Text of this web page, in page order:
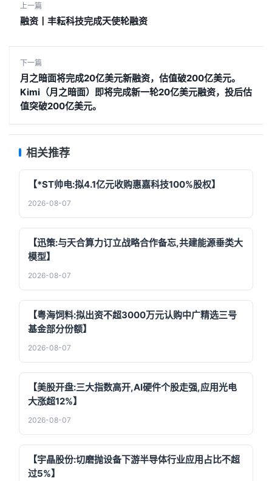
上一篇
融资丨丰耘科技完成天使轮融资
下一篇
月之暗面将完成20亿美元新融资，估值破200亿美元。
Kimi（月之暗面）即将完成新一轮20亿美元融资，投后估
值突破200亿美元。
相关推荐
【*ST帅电:拟4.1亿元收购惠嘉科技100%股权】
2026-08-07
【迅策:与天合算力订立战略合作备忘,共建能源垂类大
模型】
2026-08-07
【粤海饲料:拟出资不超3000万元认购中广精选三号
基金部分份额】
2026-08-07
【美股开盘:三大指数高开,AI硬件个股走强,应用光电
大涨超12%】
2026-08-07
【宇晶股份:切磨抛设备下游半导体行业应用占比不超
过5%】